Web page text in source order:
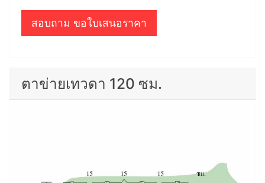
สอบถาม ขอใบเสนอราคา
ตาข่ายเทวดา 120 ซม.